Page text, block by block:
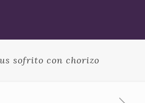
sofrito con chorizo